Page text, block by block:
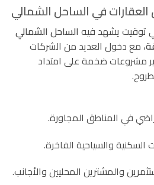
في الساحل الشمالي
توقيت يشهد فيهالساحل الشمالي
، مع دخول العديد من الشركات
مشروعات ضخمة على امتداد
في المناطق المجاورة.
والسياحية الفاخرة.
والمشترين المحليين والأجانب.